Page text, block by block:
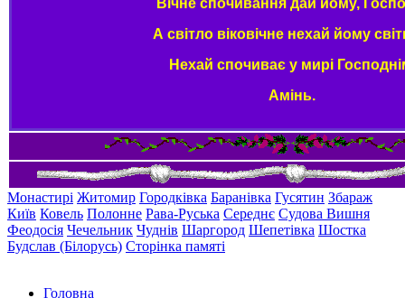
Монастирі Житомир Городківка Баранівка Гусятин Збараж
Київ Ковель Полонне Рава-Руська Середнє Судова Вишня
Феодосія Чечельник Чуднів Шаргород Шепетівка Шостка
Будслав (Білорусь) Сторінка памяті
Головна